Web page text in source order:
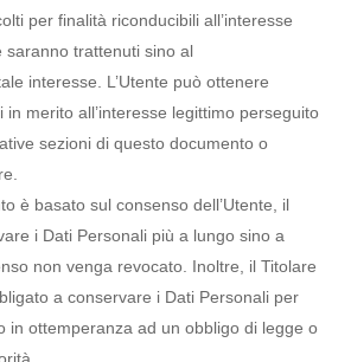
per finalità riconducibili all’interesse
saranno trattenuti sino al
interesse. L’Utente può ottenere
in merito all’interesse legittimo perseguito
sezioni di questo documento o
è basato sul consenso dell’Utente, il
i Dati Personali più a lungo sino a
non venga revocato. Inoltre, il Titolare
a conservare i Dati Personali per
in ottemperanza ad un obbligo di legge o